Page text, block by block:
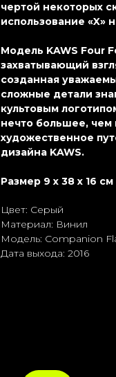
чертой некоторых
использование «X»
Модель KAWS Four
захватывающий
созданная
сложные детали
культовым
нечто большее, чем
художественное
дизайна KAWS.
Размер 9 x 38 x 16 см
Цвет: Серый
Материал: Винил
Модель: Companion
Дата выхода: 2016